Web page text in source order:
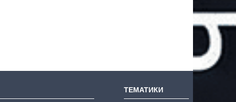
ТЕМАТИКИ